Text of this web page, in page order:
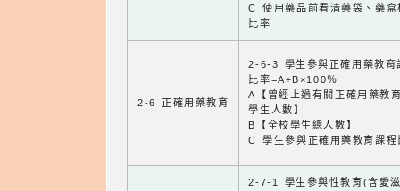
C 使用藥品前看清藥袋、藥盒
比率
2-6 正確用藥教育
2-6-3 學生參與正確用藥教育
比率=A÷B×100％
A【曾經上過有關正確用藥教
學生人數】
B【全校學生總人數】
C 學生參與正確用藥教育課程
2-7-1 學生參與性教育(含愛